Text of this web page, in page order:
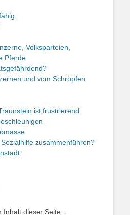
Volksparteien,
Pferde
und vom Schröpfen
ist frustrierend
zusammenführen?
Inhalt dieser Seite: